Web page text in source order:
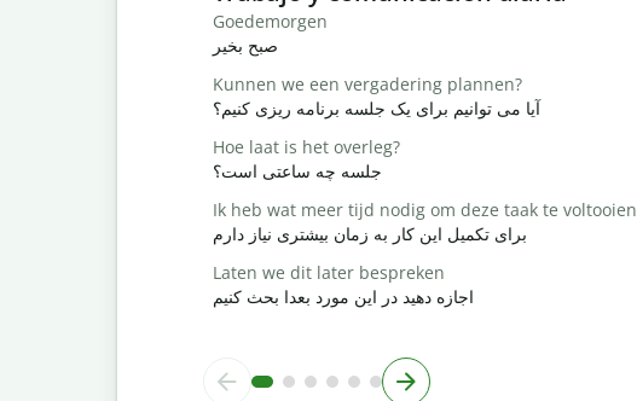
Goedemorgen
صبح بخیر
Kunnen we een vergadering plannen?
آیا می توانیم برای یک جلسه برنامه ریزی کنیم؟
Hoe laat is het overleg?
جلسه چه ساعتی است؟
Ik heb wat meer tijd nodig om deze taak te voltooien
برای تکمیل این کار به زمان بیشتری نیاز دارم
Laten we dit later bespreken
اجازه دهید در این مورد بعدا بحث کنیم